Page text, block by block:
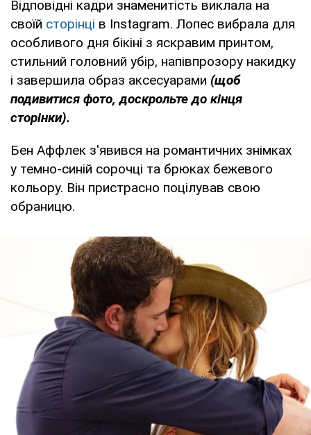
Відповідні кадри знаменитість виклала на
своїй сторінці в Instagram. Лопес вибрала для
особливого дня бікіні з яскравим принтом,
стильний головний убір, напівпрозору накидку
і завершила образ аксесуарами (щоб
подивитися фото, доскрольте до кінця
сторінки).
Бен Аффлек з'явився на романтичних знімках
у темно-синій сорочці та брюках бежевого
кольору. Він пристрасно поцілував свою
обраницю.